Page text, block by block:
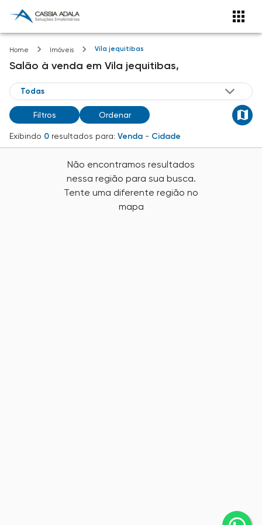
Home Imóveis Vila jequitibas
Salão à venda em Vila jequitibas,
Filtros Ordenar
Exibindo 0 resultados para: Venda - Cidade
Não encontramos resultados
nessa região para sua busca.
Tente uma diferente região no
mapa